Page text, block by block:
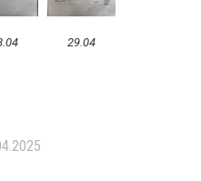
29.04